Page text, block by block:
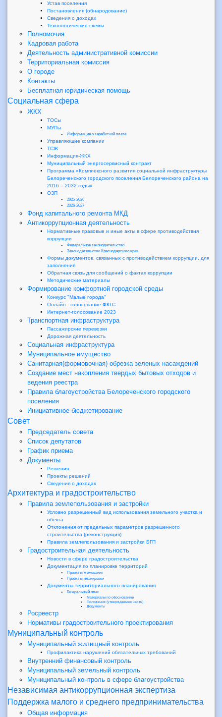
Устав поселения
Постановления (обнародование)
Сведения о доходах
Технологические схемы
Полномочия
Кадровая работа
Деятельность административной комиссии
Территориальная комиссия
О городе
Контакты
Бесплатная юридическая помощь
Социальная сфера
ЖКХ
ТОСы
МУПы
Информация о заработной плате
Управляющие компании
ТСЖ
Информация-ЖКХ
Муниципальный энергосервисный контракт
Программа «Комплексного развития социальной инфраструктуры
Белореченского городского поселения Белореченского района на
2016 – 2032 годы»
ОЗП
2025-2026
2026-2027
Фонд капитального ремонта МКД
Антикоррупционная деятельность
Нормативные правовые и иные акты в сфере противодействия
коррупции
Федеральное законодательство
Законодательство Краснодарского края
Формы документов, связанных с противодействием коррупции, для
заполнения
Обратная связь для сообщений о фактах коррупции
Методические материалы
Формирование комфортной городской среды
Конкурс "Малые города"
Онлайн - голосование ФКГС
Интернет-голосование 2023
Транспортная инфраструктура
Пассажирские перевозки
Дорожная деятельность
Социальная инфраструктура
Муниципальное имущество
Санитарная(формовочная) обрезка зеленых насаждений
Создание мест накопления твердых бытовых отходов и
ведения реестра
Правила благоустройства Белореченского городского
поселения
Инициативное бюджетирование
Совет
Председатель совета
Список депутатов
График приема
Документы
Решения
Проекты решений
Сведения о доходах
Архитектура и градостроительство
Правила землепользования и застройки
Условно разрешенный вид использования земельного участка и
обекта
Отклонения от предельных параметров разрешенного
строительства (реконструкция)
Правила землепользования и застройки БГП
Градостроительная деятельность
Новости в сфере градостроительства
Документация по планировке территорий
Проекты межевания
Проекты планировки
Документы территориального планирования
Генеральный план
Материалы по обоснованию
Положения (утверждаемая часть)
Документы
Росреестр
Нормативы градостроительного проектирования
Муниципальный контроль
Муниципальный жилищный контроль
Профилактика нарушений обязательных требований
Внутренний финансовый контроль
Муниципальный земельный контроль
Муниципальный контроль в сфере благоустройства
Независимая антикоррупционная экспертиза
Поддержка малого и среднего предпринимательства
Общая информация